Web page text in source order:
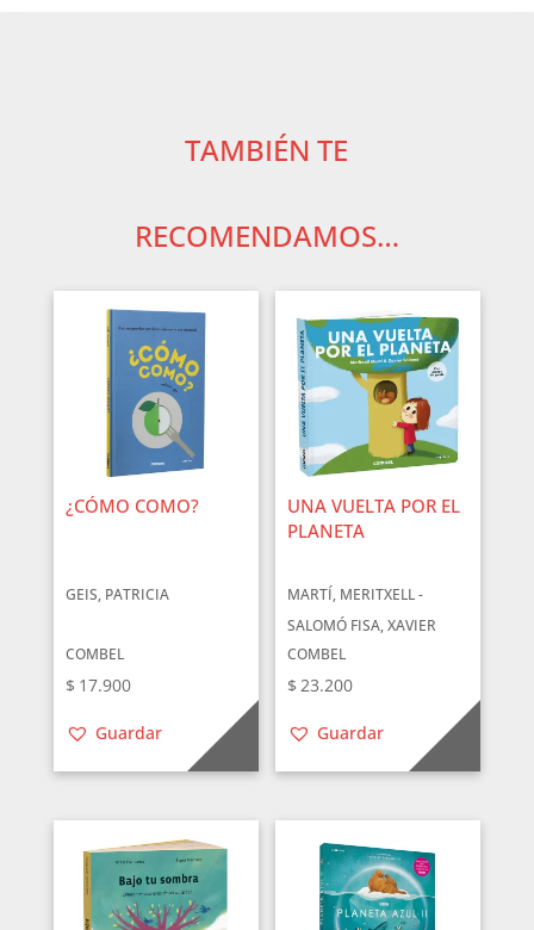
TAMBIÉN TE
RECOMENDAMOS…
¿CÓMO COMO?
GEIS, PATRICIA
COMBEL
$ 17.900
Guardar
UNA VUELTA POR EL
PLANETA
MARTÍ, MERITXELL -
SALOMÓ FISA, XAVIER
COMBEL
$ 23.200
Guardar